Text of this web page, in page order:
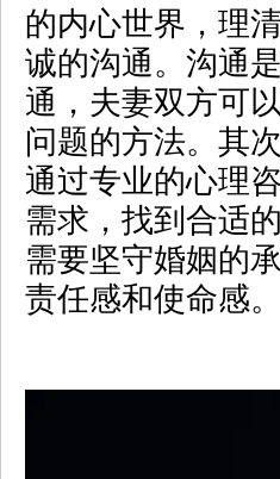
的内心世界，理
诚的沟通。沟通
通，夫妻双方可
问题的方法。其
通过专业的心理
需求，找到合适
需要坚守婚姻的
责任感和使命感。